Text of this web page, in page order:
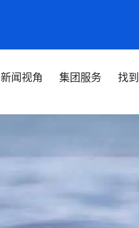
新闻视角 集团服务 找到